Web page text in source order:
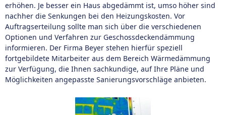
erhöhen. Je besser ein Haus abgedämmt ist, umso höher sind
nachher die Senkungen bei den Heizungskosten. Vor
Auftragserteilung sollte man sich über die verschiedenen
Optionen und Verfahren zur Geschossdeckendämmung
informieren. Der Firma Beyer stehen hierfür speziell
fortgebildete Mitarbeiter aus dem Bereich Wärmedämmung
zur Verfügung, die Ihnen sachkundige, auf Ihre Pläne und
Möglichkeiten angepasste Sanierungsvorschläge anbieten.